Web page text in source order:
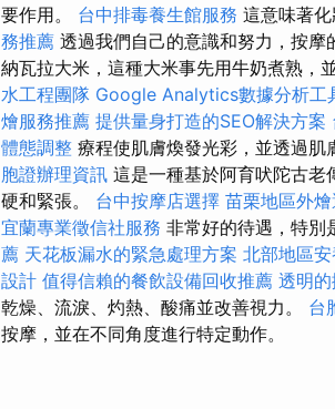
要作用。 台中排毒養生館服務 這意味著
務推薦 透過我們自己的意識和努力，按
納瓦拉大米，這種大米事先用牛奶煮熟，
水工程團隊 Google Analytics數據分析工
燴服務推薦 提供量身打造的SEO解決方案
體態調整 療程使肌膚煥發光彩，並透過肌
胞證辦理資訊 這是一種基於阿育吠陀古老
硬和緊張。 台中按摩店選擇 苗栗地區外
宜蘭專業徵信社服務 非常好的待遇，特別
薦 天花板漏水的緊急處理方案 北部地區
設計 值得信賴的餐飲設備回收推薦 透明
乾燥、流淚、灼熱、酸痛並改善視力。 台
按摩，並在不同角度進行特定動作。